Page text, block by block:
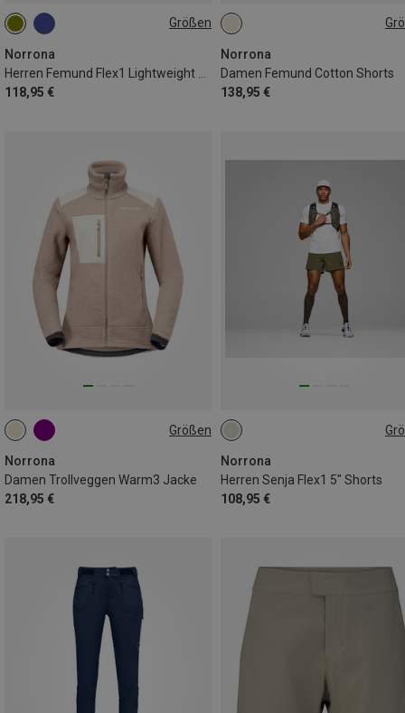
Größen
Norrona
118,95 €
S M
Norrona
Damen Femund Cotton Shorts
138,95 €
XS
Größen
Norrona
Damen Trollveggen Warm3 Jacke
218,95 €
S M
Norrona
Herren Senja Flex1 5" Shorts
108,95 €
S